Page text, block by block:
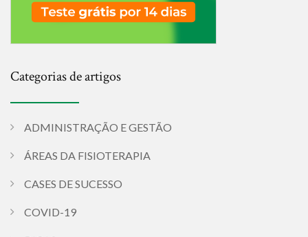
Categorias de artigos
ADMINISTRAÇÃO E GESTÃO
ÁREAS DA FISIOTERAPIA
CASES DE SUCESSO
COVID-19